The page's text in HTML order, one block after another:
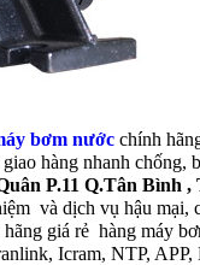
bơm nước chính
hàng nhanh chống,
P.11 Q.Tân Bình
và dịch vụ hậu mại,
giá rẻ hàng máy
Icram, NTP,